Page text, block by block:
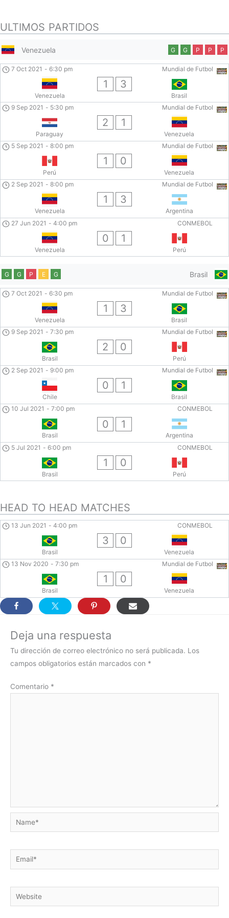
ULTIMOS PARTIDOS
Venezuela G G P P P
Mundial de Futbol
7 Oct 2021 - 6:30 pm
Venezuela
1 3
Brasil
Mundial de Futbol
9 Sep 2021 - 5:30 pm
Paraguay
2 1
Venezuela
Mundial de Futbol
5 Sep 2021 - 8:00 pm
Perú
1 0
Venezuela
Mundial de Futbol
2 Sep 2021 - 8:00 pm
Venezuela
1 3
Argentina
CONMEBOL
27 Jun 2021 - 4:00 pm
Venezuela
0 1
Perú
Brasil
G G P E G
Mundial de Futbol
7 Oct 2021 - 6:30 pm
Venezuela
1 3
Brasil
Mundial de Futbol
9 Sep 2021 - 7:30 pm
Brasil
2 0
Perú
Mundial de Futbol
2 Sep 2021 - 9:00 pm
Chile
0 1
Brasil
CONMEBOL
10 Jul 2021 - 7:00 pm
Brasil
0 1
Argentina
CONMEBOL
5 Jul 2021 - 6:00 pm
Brasil
1 0
Perú
HEAD TO HEAD MATCHES
CONMEBOL
13 Jun 2021 - 4:00 pm
Brasil
3 0
Venezuela
Mundial de Futbol
13 Nov 2020 - 7:30 pm
Brasil
1 0
Venezuela
Deja una respuesta
Tu dirección de correo electrónico no será publicada. Los
campos obligatorios están marcados con *
Comentario *
Name*
Email*
Website